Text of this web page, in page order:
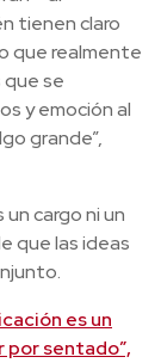
tienen claro
que realmente
que se
y emoción al
grande”,
un cargo ni un
que las ideas
es un
sentado”,